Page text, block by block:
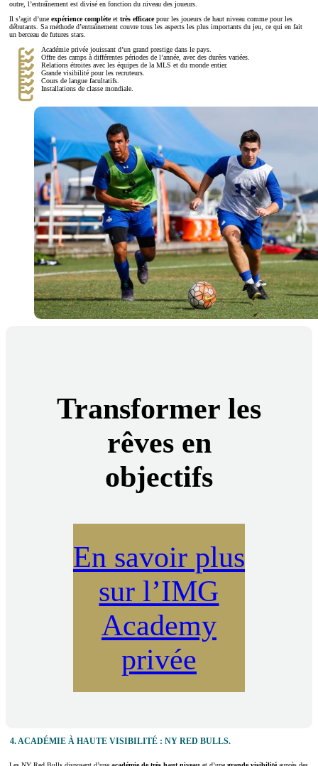
outre, l’entraînement est divisé en fonction du niveau des joueurs.
Il s’agit d’une expérience complèteet très efficacepour les joueurs de haut niveau comme pour les
débutants. Sa méthode d’entraînement couvre tous les aspects les plus importants du jeu, ce qui en fait
un berceau de futures stars.
Académie privée jouissant d’un grand prestige dans le pays.
Offre des camps à différentes périodes de l’année, avec des durées variées.
Relations étroites avec les équipes de la MLS et du monde entier.
Grande visibilité pour les recruteurs.
Cours de langue facultatifs.
Installations de classe mondiale.
Transformer les
rêves en
objectifs
En savoir plus
sur l’IMG
Academy
privée
4.ACADÉMIE À HAUTE VISIBILITÉ : NY RED BULLS.